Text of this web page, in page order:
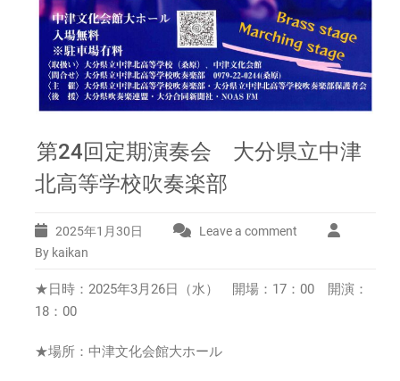
第24回定期演奏会 大分県立中津
北高等学校吹奏楽部
2025年1月30日
Leave a comment
By kaikan
★日時：2025年3月26日（水） 開場：17：00 開演：
18：00
★場所：中津文化会館大ホール